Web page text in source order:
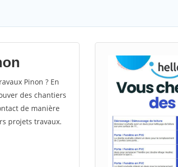
Pinon ? En
des chantiers
de manière
projets travaux.